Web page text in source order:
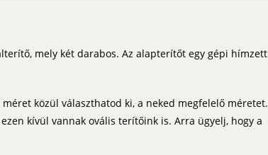
mely két darabos. Az alapterítőt egy gépi hímzett
közül választhatod ki, a neked megfelelő méretet.
kívül vannak ovális terítőink is. Arra ügyelj, hogy a